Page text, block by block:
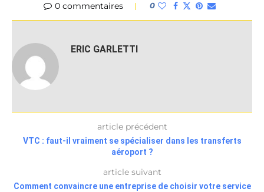
0 commentaires 0
ERIC GARLETTI
article précédent
VTC : faut-il vraiment se spécialiser dans les transferts
aéroport ?
article suivant
Comment convaincre une entreprise de choisir votre service